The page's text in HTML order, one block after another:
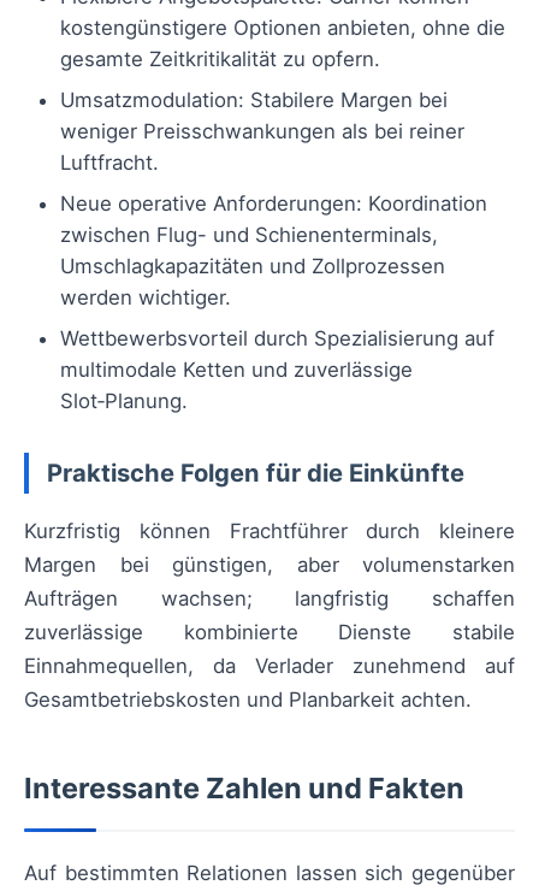
kostengünstigere Optionen anbieten, ohne die
gesamte Zeitkritikalität zu opfern.
Umsatzmodulation: Stabilere Margen bei
weniger Preisschwankungen als bei reiner
Luftfracht.
Neue operative Anforderungen: Koordination
zwischen Flug- und Schienenterminals,
Umschlagkapazitäten und Zollprozessen
werden wichtiger.
Wettbewerbsvorteil durch Spezialisierung auf
multimodale Ketten und zuverlässige
Slot‑Planung.
Praktische Folgen für die Einkünfte
Kurzfristig können Frachtführer durch kleinere
Margen bei günstigen, aber volumenstarken
Aufträgen wachsen; langfristig schaffen
zuverlässige kombinierte Dienste stabile
Einnahmequellen, da Verlader zunehmend auf
Gesamtbetriebskosten und Planbarkeit achten.
Interessante Zahlen und Fakten
Auf bestimmten Relationen lassen sich gegenüber